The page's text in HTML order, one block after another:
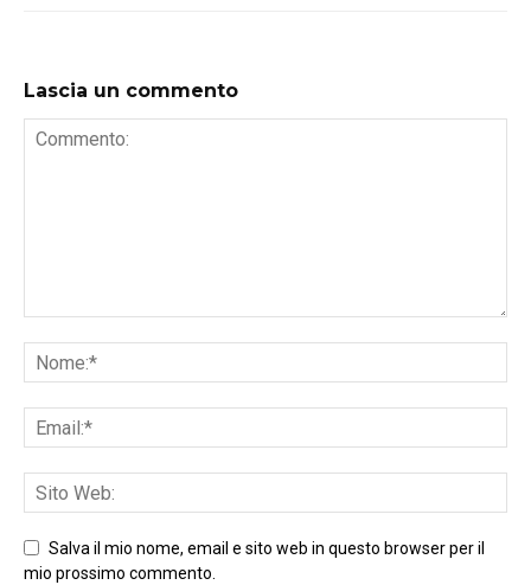
Lascia un commento
Salva il mio nome, email e sito web in questo browser per il
mio prossimo commento.